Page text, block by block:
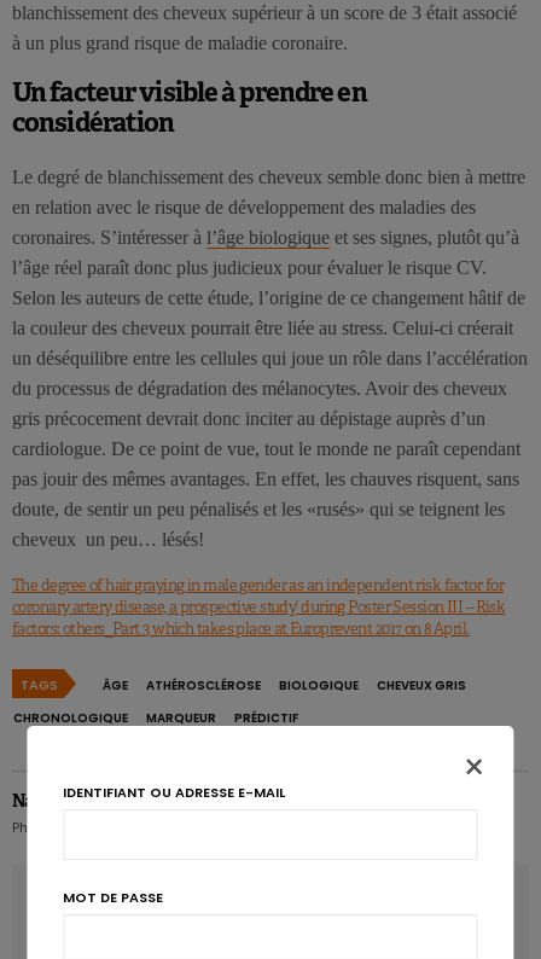
blanchissement des cheveux supérieur à un score de 3 était associé
à un plus grand risque de maladie coronaire.
Un facteur visible à prendre en
considération
Le degré de blanchissement des cheveux semble donc bien à mettre
en relation avec le risque de développement des maladies des
coronaires. S’intéresser à l’âge biologique et ses signes, plutôt qu’à
l’âge réel paraît donc plus judicieux pour évaluer le risque CV.
Selon les auteurs de cette étude, l’origine de ce changement hâtif de
la couleur des cheveux pourrait être liée au stress. Celui-ci créerait
un déséquilibre entre les cellules qui joue un rôle dans l’accélération
du processus de dégradation des mélanocytes. Avoir des cheveux
gris précocement devrait donc inciter au dépistage auprès d’un
cardiologue. De ce point de vue, tout le monde ne paraît cependant
pas jouir des mêmes avantages. En effet, les chauves risquent, sans
doute, de sentir un peu pénalisés et les «rusés» qui se teignent les
cheveux un peu… lésés!
The degree of hair graying in male gender as an independent risk factor for
coronary artery disease, a prospective study’ during Poster Session III – Risk
factors: others_Part 3 which takes place at Europrevent 2017 on 8 April.
TAGS ÂGE ATHÉROSCLÉROSE BIOLOGIQUE
CHEVEUX GRIS
CHRONOLOGIQUE
MARQUEUR PRÉDICTIF
Nathalie Dumont
Pharmacienne Karott' - Partner, CEO & Health Strategist
Le végétarisme plus efficace que le régime
×
IDENTIFIANT OU ADRESSE E-MAIL
MOT DE PASSE